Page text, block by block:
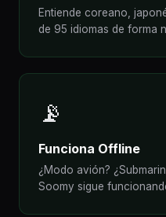
Entiende coreano,
de 95 idiomas de forma
📡
Funciona Offline
¿Modo avión?
Soomy sigue